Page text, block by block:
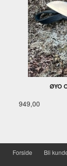
ØYO
949,00
Forside Bli